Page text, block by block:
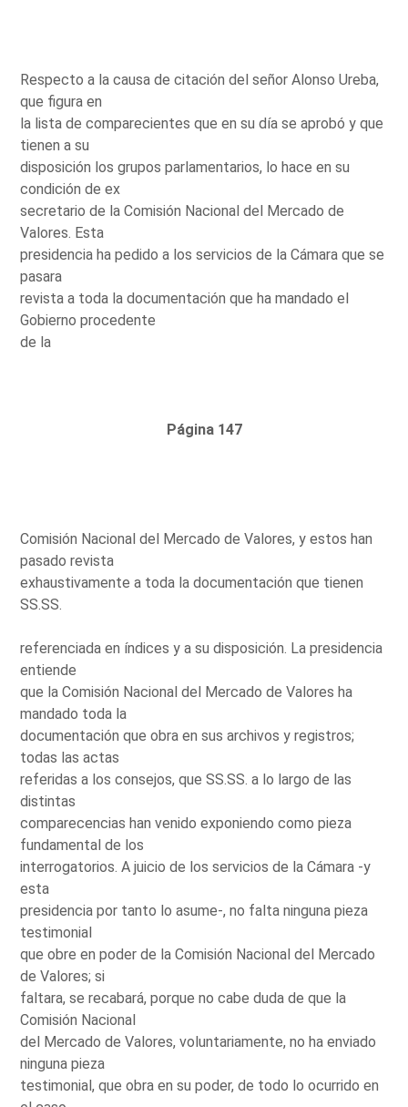
Respecto a la causa de citación del señor Alonso Ureba,
que figura en
la lista de comparecientes que en su día se aprobó y que
tienen a su
disposición los grupos parlamentarios, lo hace en su
condición de ex
secretario de la Comisión Nacional del Mercado de
Valores. Esta
presidencia ha pedido a los servicios de la Cámara que se
pasara
revista a toda la documentación que ha mandado el
Gobierno procedente
de la
Página 147
Comisión Nacional del Mercado de Valores, y estos han
pasado revista
exhaustivamente a toda la documentación que tienen
SS.SS.
referenciada en índices y a su disposición. La presidencia
entiende
que la Comisión Nacional del Mercado de Valores ha
mandado toda la
documentación que obra en sus archivos y registros;
todas las actas
referidas a los consejos, que SS.SS. a lo largo de las
distintas
comparecencias han venido exponiendo como pieza
fundamental de los
interrogatorios. A juicio de los servicios de la Cámara -y
esta
presidencia por tanto lo asume-, no falta ninguna pieza
testimonial
que obre en poder de la Comisión Nacional del Mercado
de Valores; si
faltara, se recabará, porque no cabe duda de que la
Comisión Nacional
del Mercado de Valores, voluntariamente, no ha enviado
ninguna pieza
testimonial, que obra en su poder, de todo lo ocurrido en